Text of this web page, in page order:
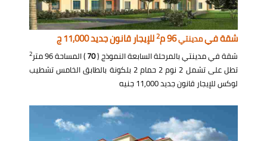
شقة فيمدينتي96 م 2للإيجار قانون جديد 11,000 ج
شقة في مدينتي بالمرحلة السابعة النموذج (70) المساحة 96 متر 2
تطل على تشمل 2 نوم 2 حمام 2 بلكونة بالطابق الخامس تشطيب
لوكس للإيجار قانون جديد 11,000 جنيه